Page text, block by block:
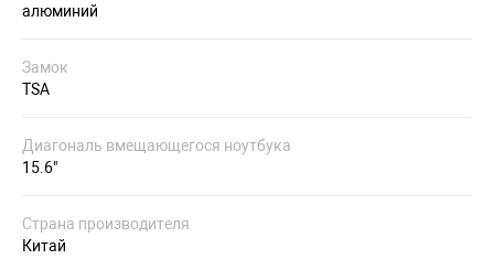
алюминий
Замок
TSA
Диагональ вмещающегося ноутбука
15.6"
Страна производителя
Китай